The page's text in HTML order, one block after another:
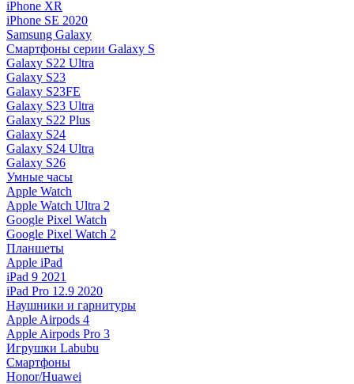
iPhone XR
iPhone SE 2020
Samsung Galaxy
Смартфоны серии Galaxy S
Galaxy S22 Ultra
Galaxy S23
Galaxy S23FE
Galaxy S23 Ultra
Galaxy S22 Plus
Galaxy S24
Galaxy S24 Ultra
Galaxy S26
Умные часы
Apple Watch
Apple Watch Ultra 2
Google Pixel Watch
Google Pixel Watch 2
Планшеты
Apple iPad
iPad 9 2021
iPad Pro 12.9 2020
Наушники и гарнитуры
Apple Airpods 4
Apple Airpods Pro 3
Игрушки Labubu
Смартфоны
Honor/Huawei